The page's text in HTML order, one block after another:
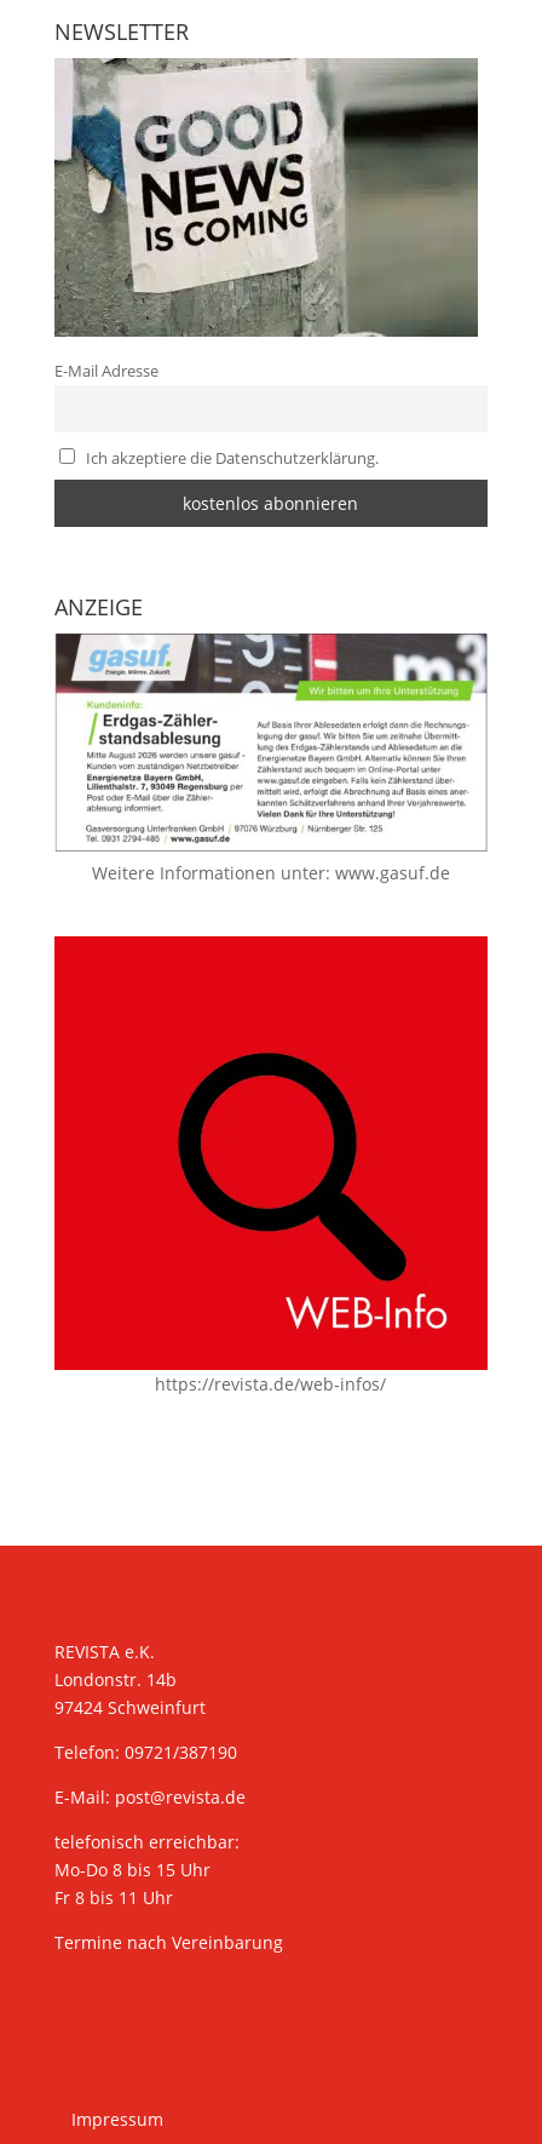
NEWSLETTER
E-Mail Adresse
Ich akzeptiere die Datenschutzerklärung.
ANZEIGE
Weitere Informationen unter: www.gasuf.de
https://revista.de/web-infos/
REVISTA e.K.
Londonstr. 14b
97424 Schweinfurt
Telefon: 09721/387190
E-Mail: post@revista.de
telefonisch erreichbar:
Mo-Do 8 bis 15 Uhr
Fr 8 bis 11 Uhr
Termine nach Vereinbarung
Impressum